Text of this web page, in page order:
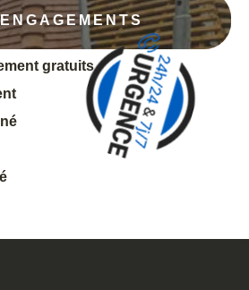
gratuits